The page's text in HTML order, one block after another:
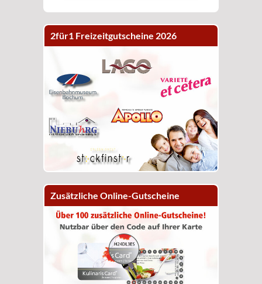
2für1 Freizeitgutscheine 2026
Zusätzliche Online-Gutscheine